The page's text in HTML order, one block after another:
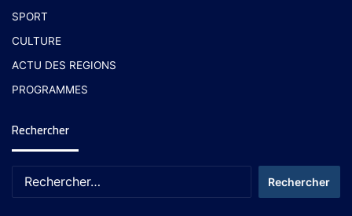
SPORT
CULTURE
ACTU DES REGIONS
PROGRAMMES
Rechercher